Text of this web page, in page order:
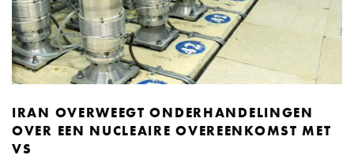
IRAN OVERWEEGT ONDERHANDELINGEN
OVER EEN NUCLEAIRE OVEREENKOMST MET
VS